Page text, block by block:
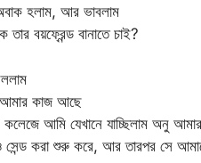
হলাম, আর ভাবলাম
বয়ফ্রেন্ড বানাতে চাই?
কাজ আছে
আমি যেখানে যাচ্ছিলাম অনু
সেন্ড করা শুরু করে, আর তারপর